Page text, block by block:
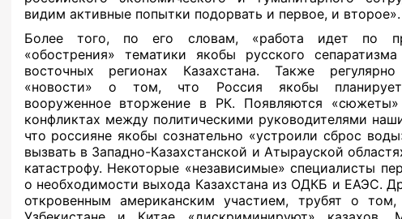
видим активные попытки подорвать и первое, и второе».
Более того, по его словам, «работа идет по
«обострения» тематики якобы русского
восточных регионах Казахстана. Также регулярно
«новости» о том, что Россия якобы планирует
вооруженное вторжение в РК. Появляются
конфликтах между политическими руководителями
что россияне якобы сознательно «устроили сброс
вызвать в Западно-Казахстанской и Атырауской
катастрофу. Некоторые «независимые» специалисты
о необходимости выхода Казахстана из ОДКБ и ЕАЭС.
откровенным американским участием, трубят о